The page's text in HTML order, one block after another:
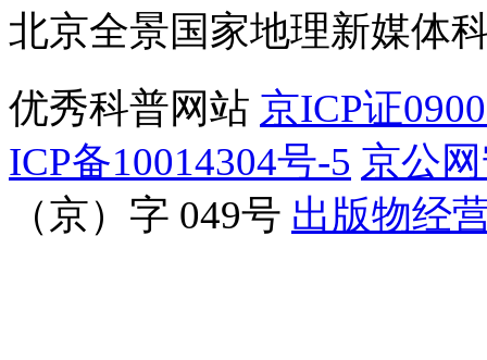
北京全景国家地理新媒体
优秀科普网站 京ICP证
ICP备10014304号-5 京公
（京）字 049号 出版物经